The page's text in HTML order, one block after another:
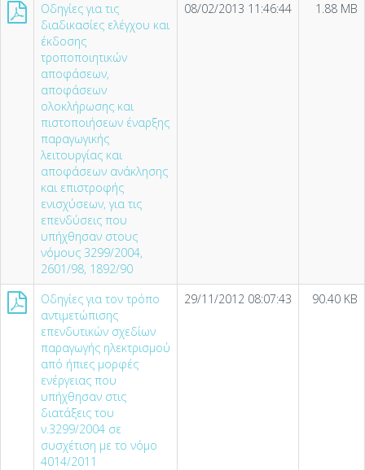
Οδηγίες για τις
διαδικασίες ελέγχου και
έκδοσης
τροποποιητικών
αποφάσεων,
αποφάσεων
ολοκλήρωσης και
πιστοποιήσεων έναρξης
παραγωγικής
λειτουργίας και
αποφάσεων ανάκλησης
και επιστροφής
ενισχύσεων, για τις
επενδύσεις που
υπήχθησαν στους
νόμους 3299/2004,
2601/98, 1892/90
08/02/2013 11:46:44 1.88 MB
Οδηγίες για τον τρόπο
αντιμετώπισης
επενδυτικών σχεδίων
παραγωγής ηλεκτρισμού
από ήπιες μορφές
ενέργειας που
υπήχθησαν στις
διατάξεις του
ν.3299/2004 σε
συσχέτιση με το νόμο
4014/2011
29/11/2012 08:07:43 90.40 KB